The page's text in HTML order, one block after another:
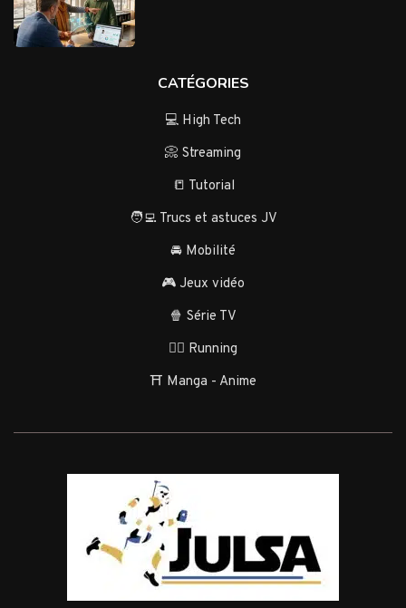
CATÉGORIES
💻 High Tech
📀 Streaming
📒 Tutorial
🧑‍💻 Trucs et astuces JV
🚘 Mobilité
🎮 Jeux vidéo
🍿 Série TV
🏃‍♂️ Running
⛩️ Manga - Anime